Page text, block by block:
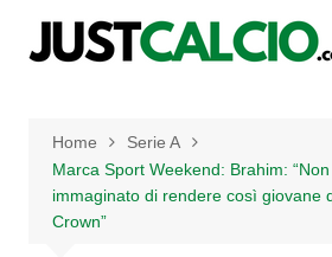
Home
Serie A
Marca Sport Weekend: Brahim:
immaginato di rendere così giovane
Crown”